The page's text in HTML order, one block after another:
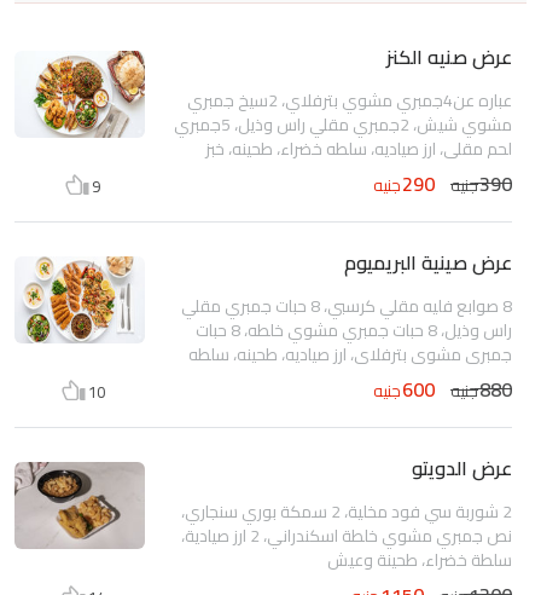
عرض صنيه الكنز
عباره عن4جمبري مشوي بترفلاي، 2سيخ جمبري
مشوي شيش، 2جمبري مقلي راس وذيل، 5جمبري
لحم مقلي، ارز صياديه، سلطه خضراء، طحينه، خبز
بلدي
390جنيه 290جنيه 9
عرض صينية البريميوم
8 صوابع فليه مقلي كرسبي، 8 حبات جمبري مقلي
راس وذيل، 8 حبات جمبري مشوي خلطه، 8 حبات
جمبري مشوي بترفلاي، ارز صياديه، طحينه، سلطه
خضراء، عيش
880جنيه 600جنيه 10
عرض الدويتو
2 شوربة سي فود مخلية، 2 سمكة بوري سنجاري،
نص جمبري مشوي خلطة اسكندراني، 2 ارز صيادية،
سلطة خضراء، طحينة وعيش